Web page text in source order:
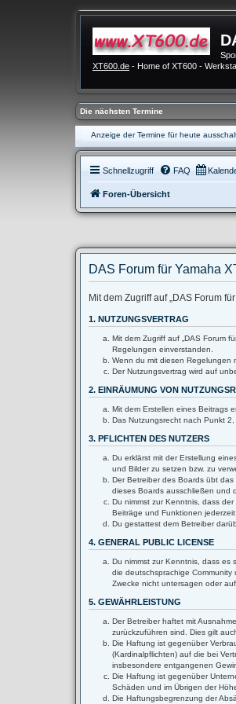
XT600.de - Home of XT600 -
Die nächsten Termine
Anzeige der Termine für heute
Schnellzugriff FAQ
Foren-Übersicht
DAS Forum für Yamaha
Mit dem Zugriff auf „DAS Forum
1. NUTZUNGSVERTRAG
Mit dem Zugriff auf „DAS Forum
Regelungen einverstanden.
Wenn du mit diesen Regelungen
Der Nutzungsvertrag wird auf
2. EINRÄUMUNG VON
Mit dem Erstellen eines Beitrags
Das Nutzungsrecht nach Punkt
3. PFLICHTEN DES NUTZERS
Du erklärst mit der Erstellung
und Bilder zu setzen bzw. zu
Der Betreiber des Boards übt
dieses Boards ausschließen und
Du nimmst zur Kenntnis, dass
Beiträge und Funktionen
Du gestattest dem Betreiber
4. GENERAL PUBLIC LICENSE
Du nimmst zur Kenntnis, dass es
die deutschsprachige
Zwecke nicht untersagen oder
5. GEWÄHRLEISTUNG
Der Betreiber haftet mit
zurückzuführen sind. Dies gilt
Die Haftung ist gegenüber
(Kardinalpflichten) auf die bei
insbesondere entgangenen
Die Haftung ist gegenüber
Schäden und im Übrigen der
Die Haftungsbegrenzung der